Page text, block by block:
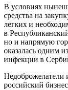
В условиях
средства на
легких и
в
но и напрямую
оказалась одним
инфекции в
Недоброжелатели
российский